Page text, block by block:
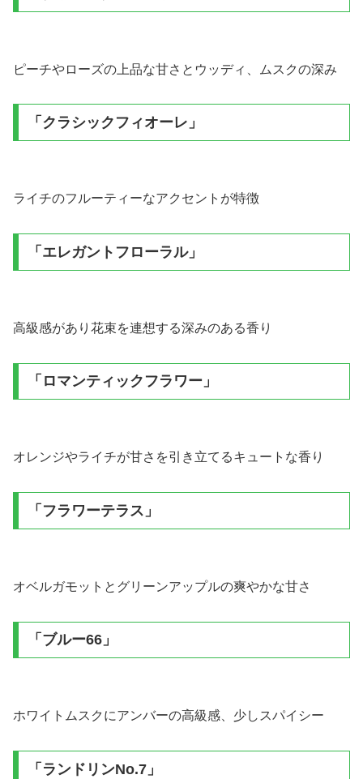
ピーチやローズの上品な甘さとウッディ、ムスクの深み
「クラシックフィオーレ」
ライチのフルーティーなアクセントが特徴
「エレガントフローラル」
高級感があり花束を連想する深みのある香り
「ロマンティックフラワー」
オレンジやライチが甘さを引き立てるキュートな香り
「フラワーテラス」
オベルガモットとグリーンアップルの爽やかな甘さ
「ブルー66」
ホワイトムスクにアンバーの高級感、少しスパイシー
「ランドリンNo.7」